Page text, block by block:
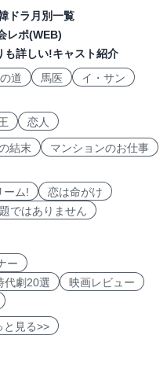
ドラ月別一覧
レポ(WEB)
も詳しい!キャスト紹介
道 馬医
イ・サン
恋人
結末
マンションのお仕事
ーム!
恋は命がけ
ではありません
ー
代劇20選
映画レビュー
る>>